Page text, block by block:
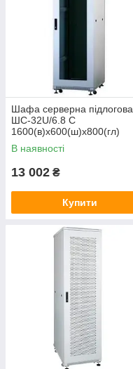
Шафа серверна підлогова
ШС-32U/6.8 C
1600(в)х600(ш)х800(гл)
В наявності
13 002 ₴
Купити